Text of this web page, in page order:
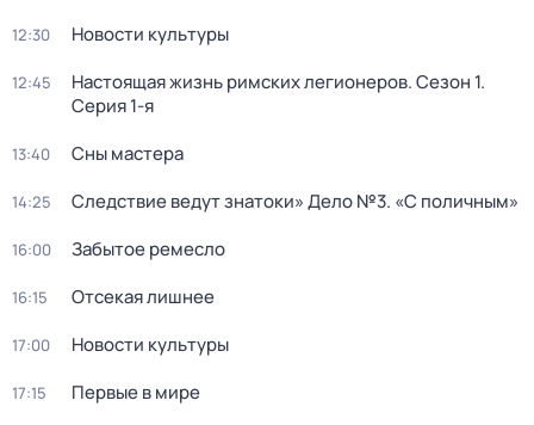
12:30 Новости культуры
12:45 Настоящая жизнь римских легионеров. Сезон 1.
Серия 1-я
13:40 Сны мастера
14:25 Следствие ведут знатоки» Дело №3. «С поличным»
16:00 Забытое ремесло
16:15 Отсекая лишнее
17:00 Новости культуры
17:15 Первые в мире